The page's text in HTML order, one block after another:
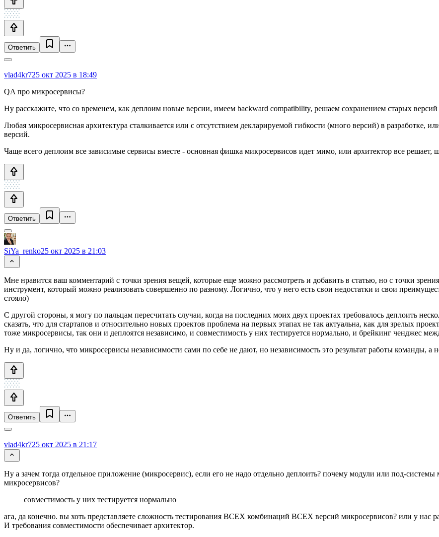
Ответить
vlad4kr725 окт 2025 в 18:49
QA про микросервисы?
Ну расскажите, что со временем, как деплоим новые версии, имеем backward compatibility, решаем сохранением старых
Любая микросервисная архитектура сталкивается или с отсутствием декларируемой гибкости (много версий) в разработке,
версий.
Чаще всего деплоим все зависимые сервисы вместе - основная фишка микросервисов идет мимо, или архитектор все решает,
Ответить
SiYa_renko25 окт 2025 в 21:03
Мне нравится ваш комментарий с точки зрения вещей, которые еще можно рассмотреть и добавить в статью, но с точки
инструмент, который можно реализовать совершенно по разному. Логично, что у него есть свои недостатки и свои
стояло)
С другой стороны, я могу по пальцам пересчитать случаи, когда на последних моих двух проектах требовалось деплоить
сказать, что для стартапов и относительно новых проектов проблема на первых этапах не так актуальна, как для зрелых
тоже микросервисы, так они и деплоятся независимо, и совместимость у них тестируется нормально, и брейкинг ченджес
Ну и да, логично, что микросервисы независимости сами по себе не дают, но независимость это результат работы команды, а
Ответить
vlad4kr725 окт 2025 в 21:17
Ну а зачем тогда отдельное приложение (микросервис), если его не надо отдельно деплоить? почему модули или под-
микросервисов?
совместимость у них тестируется нормально
ага, да конечно. вы хоть представляете сложность тестирования ВСЕХ комбинаций ВСЕХ версий микросервисов? или у нас
И требования совместимости обеспечивает архитектор.